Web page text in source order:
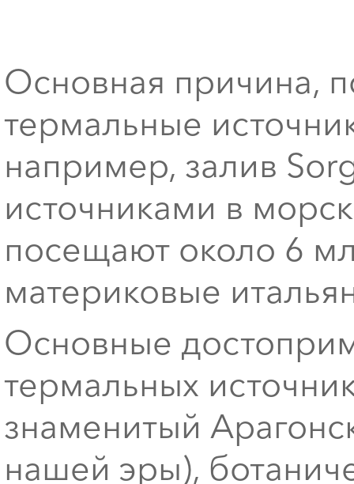
Основная причина,
термальные
например, залив
источниками в
посещают около 6
материковые
Основные
термальных
знаменитый
нашей эры),